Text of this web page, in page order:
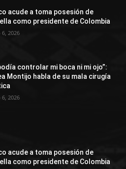
acude a toma posesión de
como presidente de Colombia
2026
controlar mi boca ni mi ojo”:
Montijo habla de su mala cirugía
2026
acude a toma posesión de
como presidente de Colombia